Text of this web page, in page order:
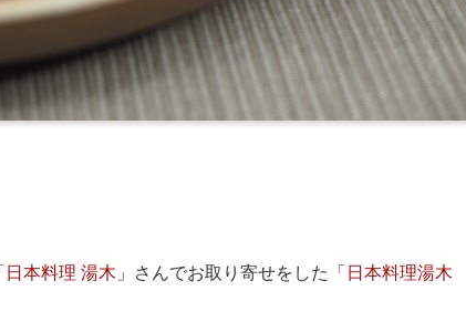
日本料理 湯木 」さんでお取り寄せをした「 日本料理湯木